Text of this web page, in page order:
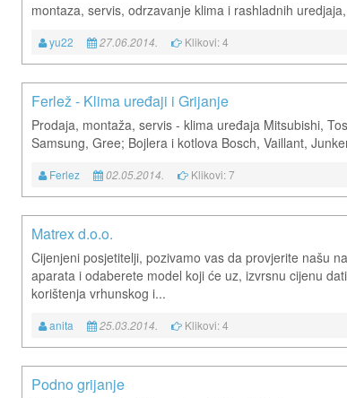
montaza, servis, odrzavanje klima i rashladnih
yu22 27.06.2014. Klikovi: 4
Ferlež - Klima uređaji i Grijanje
Prodaja, montaža, servis - klima uređaja Mitsubishi,
Samsung, Gree; Bojlera i kotlova Bosch, Vaillant,
Ferlez 02.05.2014. Klikovi: 7
Matrex d.o.o.
Cijenjeni posjetitelji, pozivamo vas da provjerite našu
aparata i odaberete model koji će uz, izvrsnu cijenu
korištenja vrhunskog i...
anita 25.03.2014. Klikovi: 4
Podno grijanje